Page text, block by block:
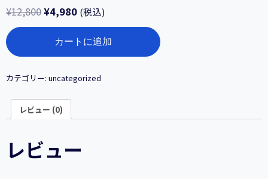
¥12,800¥4,980 (税込)
【WEB
制
作
向
収
時
時
カートに追加
カテゴリー: uncategorized
レビュー (0)
レビュー